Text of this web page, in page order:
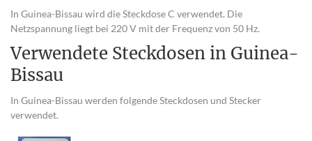
In Guinea-Bissau wird die Steckdose C verwendet. Die
Netzspannung liegt bei 220 V mit der Frequenz von 50 Hz.
Verwendete Steckdosen in Guinea-
Bissau
In Guinea-Bissau werden folgende Steckdosen und Stecker
verwendet.